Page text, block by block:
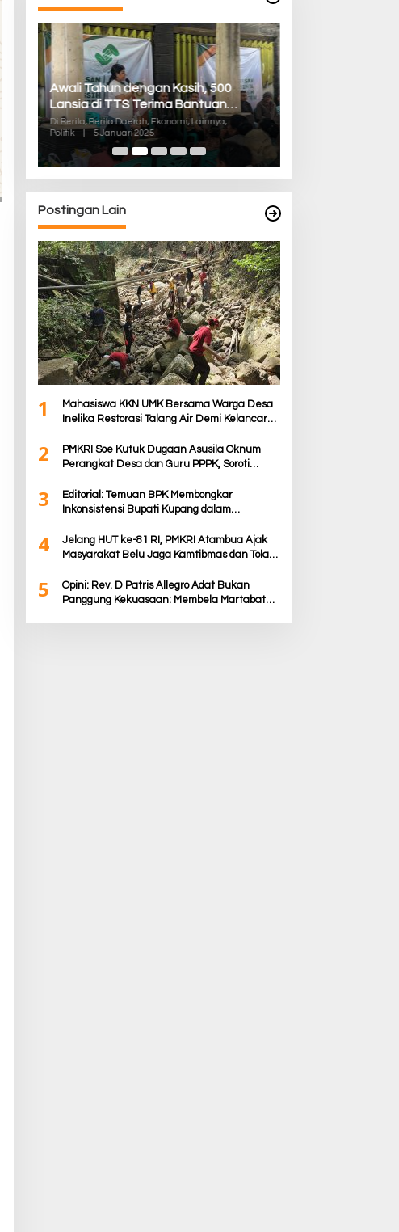
Awali Tahun dengan Kasih, 500
Lansia di TTS Terima Bantuan
Sembako dari Yayasan YNS
Di Berita, Berita Daerah, Ekonomi, Lainnya,
Politik
5 Januari 2025
Postingan Lain
1
Mahasiswa KKN UMK Bersama Warga Desa
Inelika Restorasi Talang Air Demi Kelancaran
2
PMKRI Soe Kutuk Dugaan Asusila Oknum
Perangkat Desa dan Guru PPPK, Soroti
3
Editorial: Temuan BPK Membongkar
Inkonsistensi Bupati Kupang dalam
4
Jelang HUT ke-81 RI, PMKRI Atambua Ajak
Masyarakat Belu Jaga Kamtibmas dan Tolak
5
Opini: Rev. D Patris Allegro Adat Bukan
Panggung Kekuasaan: Membela Martabat